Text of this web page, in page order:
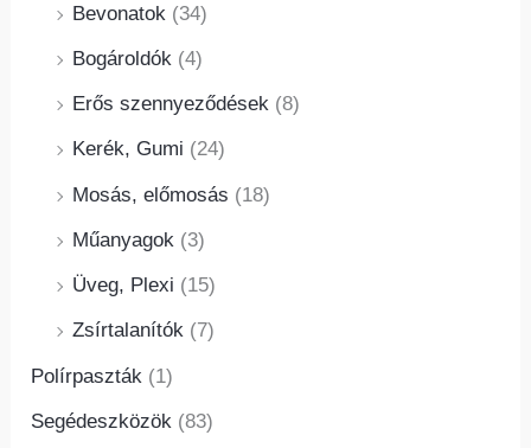
Bevonatok (34)
Bogároldók (4)
Erős szennyeződések (8)
Kerék, Gumi (24)
Mosás, előmosás (18)
Műanyagok (3)
Üveg, Plexi (15)
Zsírtalanítók (7)
Polírpaszták (1)
Segédeszközök (83)